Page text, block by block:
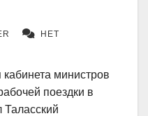
НЕТ
министров
поездки в
Таласский